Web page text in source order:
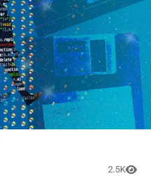
2.5K